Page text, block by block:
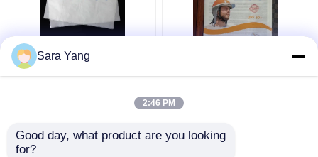
চার-মাত্রিক কন্টিনিউম গ্লাসিন
পেপার ব্যাগ
Sara Yang
2:46 PM
Good day, what product are you looking
for?